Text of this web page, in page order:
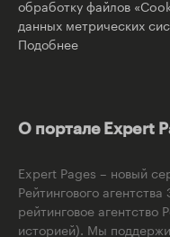
обработку файлов
данных метрических
Подобнее
О портале Expert
Expert Pages – новый
Рейтингового
рейтинговое агентство
историей). Мы